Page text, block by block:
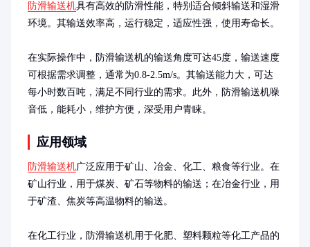
防滑输送机具有高效的防滑性能，特别适合倾斜输送和湿滑
环境。其输送效率高，运行稳定，适应性强，使用寿命长。
在实际操作中，防滑输送机的输送角度可达45度，输送速度
可根据需求调整，通常为0.8-2.5m/s。其输送能力大，可达
每小时数百吨，满足不同行业的需求。此外，防滑输送机噪
音低，能耗小，维护方便，深受用户青睐。
应用领域
防滑输送机广泛应用于矿山、冶金、化工、粮食等行业。在
矿山行业，用于煤炭、矿石等物料的输送；在冶金行业，用
于矿渣、焦炭等高温物料的输送。
在化工行业，防滑输送机用于化肥、塑料颗粒等化工产品的